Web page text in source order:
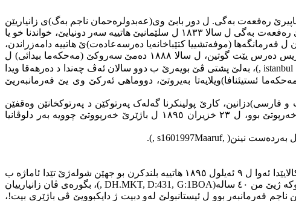
باپیرێ رەفعەت بەگی. ل دور بابێ وی(عەبدولرەحمان ناجم بەگ)ی زانیاریێن
)، بابێ رەفعەت بەگی ل سالا ١٨٣٣ ل سلێمانیێ هاتییە سەر دونیایێ، خواندنا خو یا
د ژییەکێ گەنجدا هەمبەری(٤٠٠) قرووشان ل فەرمانگەها (موفەتشییا کتێباخانەیا دەرسەعادەت)ێ هاتییە دامەزراندن،
ب درێژاهییا ژیانا خو یا فەرمانبەریێ ل جهێن جودا جودا گەلەک ئەرک وەرگرتنینە، دەمەکی وەک ماموستا ل(مەکتەبا ئوسمانی) ل پاریس دەرس یێت گوتین، ل سالا ١٨٨٨ دەمێ سەروکێ (مەحکەما بیدائی) ل
, istanbul)، بەلێ پشتی ڤێ بویەرێ ب دوو سالان ئەڤ چەندا د دەرهەقا ویدا
ئستیئنافا)ویلایەتا بەیروتێ، دووماهی ئەرکێ وی یێ فەرمانبەریێ
کارێ پولینکرنا گەلەک پەرتوکێن د پەرتوکخانێن وەقفێن
ئیستابولێدا ئەنجامدایە، هەروەسا ئەو وەک شاعر ژی دهاتە نیاسین، دووماهی کارێ ناجم ئەفەندی سەروکاتییا رێڤەبەریا تاوانان ل خەرپوتێ بوو، ل ٢٣ خزیران ١٨٩٥ ل باژێرێ خەرپووتێ چوویە بەر دلوڤانیا
Maaruf,
1997
, s160
).
سال و جهێ ژ دایکبوونا رەفعەت بەگی ب دروستی دیار نینە، بەلێ دوو بوچوون لدور سالا ژ دایکبوونا وی یێن هەین، ، د تەلگرافەکا سکالایێدا ئەوا ل ٩ ئەیلول ١٨٩٥ هاتییە بلندکرن بو جهێن شولەژێ تێدا ئاماژە ب
BOA
, DH.MKT, D:431, G:1)، بگورەی ڤان زانیارییان
کو ل ڤی دەمی بابێ وی عبدالرحمن ناجم فەرمانبەر بوو ل ئیستانبولێ لەو دبیت ژ دایکبوویێ ڤی باژێری بیت!،